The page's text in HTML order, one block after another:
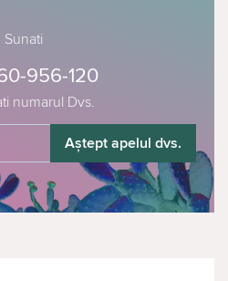
Sunati
numarul Dvs.
956-120
Aștept apelul dvs.